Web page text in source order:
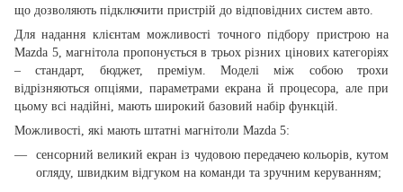
що дозволяють підключити пристрій до відповідних систем авто.
Для надання клієнтам можливості точного підбору пристрою на
Mazda 5, магнітола пропонується в трьох різних цінових категоріях
– стандарт, бюджет, преміум. Моделі між собою трохи
відрізняються опціями, параметрами екрана й процесора, але при
цьому всі надійні, мають широкий базовий набір функцій.
Можливості, які мають штатні магнітоли Mazda 5:
сенсорний великий екран із чудовою передачею кольорів, кутом
огляду, швидким відгуком на команди та зручним керуванням;